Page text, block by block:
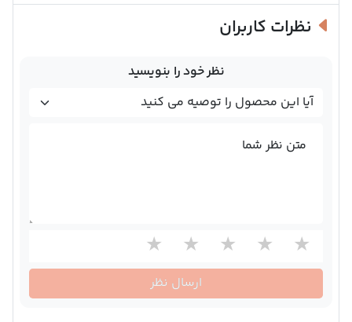
نظرات کاربران
نظر خود را بنویسید
متن نظر شما
ارسال نظر